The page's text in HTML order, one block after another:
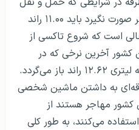
داخلی باشد یعنی بیرون از شهر صورت نگیرد باید ۱۱.۰۰ راند
است که شروع تاکسی از
کشور آخرین نرخی که در
زمینه بنزین اعلام شده است به لیتری ۱۲.۶۲ راند باز می‌گردد.
به داشتن ماشین شخصی
کشور مهاجر هستند از
می‌کنند، به طور کلی